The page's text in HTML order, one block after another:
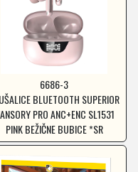
6686-3
BLUETOOTH SUPERIOR
PRO ANC+ENC SL1531
PINK BEŽIČNE BUBICE *SR